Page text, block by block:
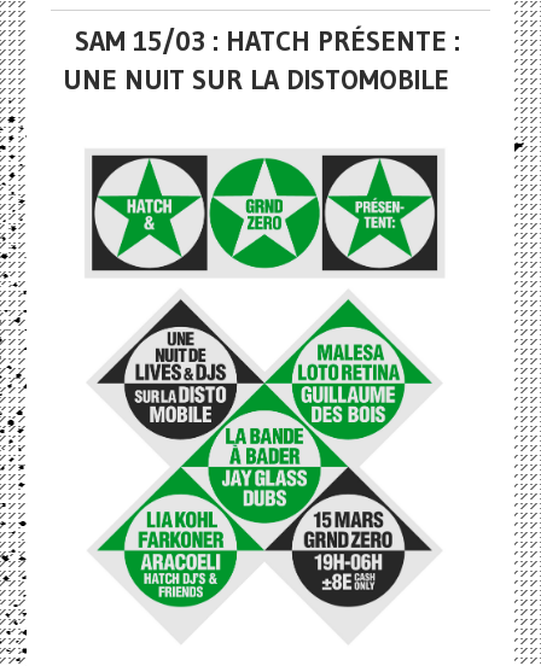
SAM 15/03 : HATCH PRÉSENTE :
UNE NUIT SUR LA DISTOMOBILE